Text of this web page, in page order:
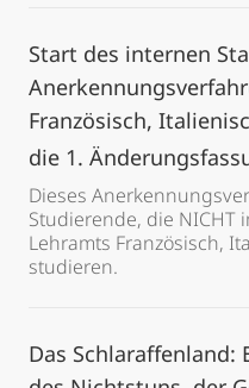
Start des internen
Französisch,
die 1.
Dieses
Studierende, die NICHT
Lehramts Französisch,
studieren.
Das Schlaraffenland: